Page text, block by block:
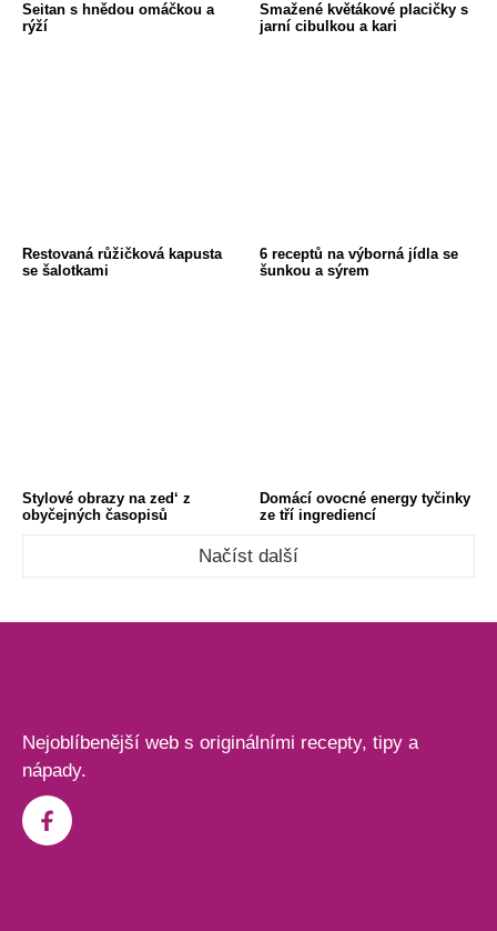
Seitan s hnědou omáčkou a
rýží
Smažené květákové placičky s
jarní cibulkou a kari
Restovaná růžičková kapusta
se šalotkami
6 receptů na výborná jídla se
šunkou a sýrem
Stylové obrazy na zed‘ z
obyčejných časopisů
Domácí ovocné energy tyčinky
ze tří ingrediencí
Načíst další
Nejoblíbenější web s originálními recepty, tipy a
nápady.